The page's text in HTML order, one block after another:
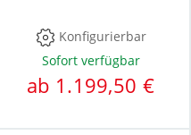
Konfigurierbar
Sofort verfügbar
ab 1.199,50 €